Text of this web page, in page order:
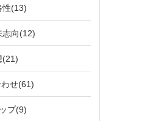
(13)
向(12)
(21)
せ(61)
プ(9)